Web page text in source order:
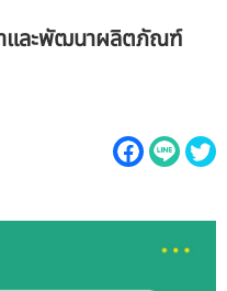
และพัฒนาผลิตภัณฑ์